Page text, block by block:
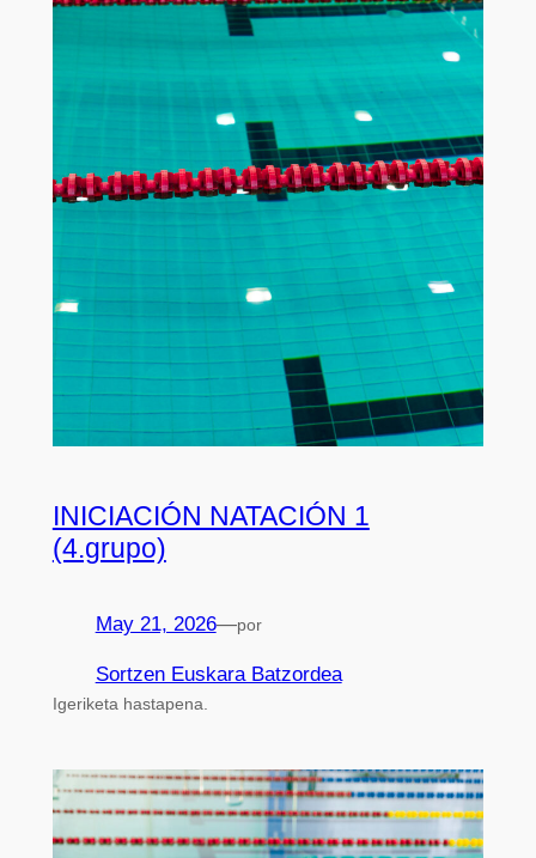
INICIACIÓN NATACIÓN 1
(4.grupo)
May 21, 2026—por
Sortzen Euskara Batzordea
Igeriketa hastapena.